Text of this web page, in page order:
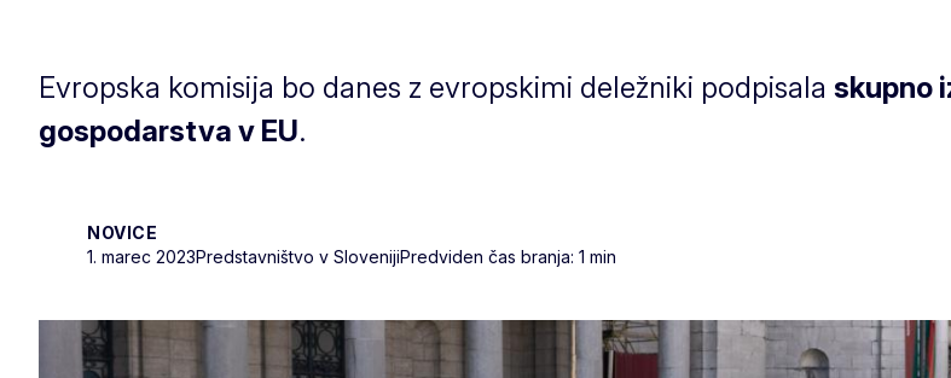
Evropska komisija bo danes z evropskimi deležniki podpisala skupno
gospodarstva v EU.
NOVICE
1. marec 2023Predstavništvo v SlovenijiPredviden čas branja: 1 min